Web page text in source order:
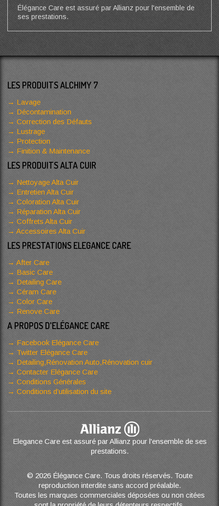
Élégance Care est assuré par Allianz pour l'ensemble de
ses prestations.
LES PRODUITS ALCHIMY 7
Lavage
Décontamination
Correction des Défauts
Lustrage
Protection
Finition & Maintenance
LES PRODUITS ALTA CUIR
Nettoyage Alta Cuir
Entretien Alta Cuir
Coloration Alta Cuir
Réparation Alta Cuir
Coffrets Alta Cuir
Accessoires Alta Cuir
LES PRESTATIONS ELEGANCE CARE
After Care
Basic Care
Detailing Care
Céram Care
Color Care
Renove Care
A PROPOS D'ELÉGANCE CARE
Facebook Elégance Care
Twitter Elégance Care
Detailing,Rénovation Auto,Rénovation cuir
Contacter Elégance Care
Conditions Générales
Conditions d’utilisation du site
Elegance Care est assuré par Allianz pour l'ensemble de ses
prestations.
© 2026 Élégance Care. Tous droits réservés. Toute
reproduction interdite sans accord préalable.
Toutes les marques commerciales déposées ou non citées